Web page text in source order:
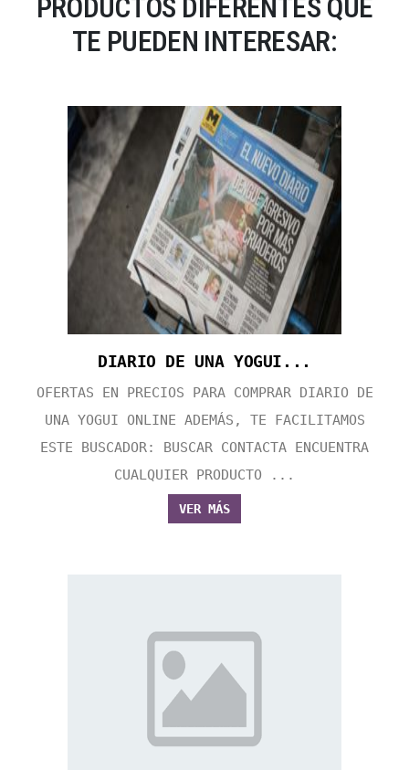
PRODUCTOS DIFERENTES QUE
TE PUEDEN INTERESAR:
DIARIO DE UNA YOGUI...
OFERTAS EN PRECIOS PARA COMPRAR DIARIO DE
UNA YOGUI ONLINE ADEMÁS, TE FACILITAMOS
ESTE BUSCADOR: BUSCAR CONTACTA ENCUENTRA
CUALQUIER PRODUCTO ...
VER MÁS